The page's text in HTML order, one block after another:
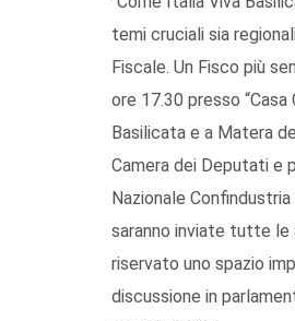
temi cruciali sia
Fiscale. Un Fisco più
ore 17.30 presso
Basilicata e a Matera
Camera dei Deputati e
Nazionale
saranno inviate tutte le
riservato uno spazio
discussione in